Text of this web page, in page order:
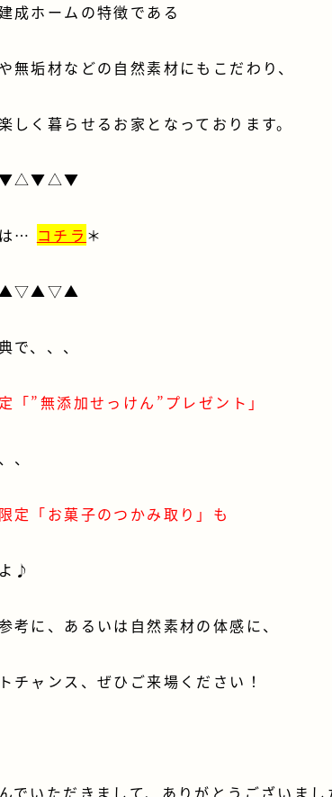
成ホームの特徴である
無垢材などの自然素材にもこだわり、
しく暮らせるお家となっております。
… コチラ ＊
で、、、
「”無添加せっけん”プレゼント」
、
定「お菓子のつかみ取り」も
♪
考に、あるいは自然素材の体感に、
チャンス、ぜひご来場ください！
でいただきまして、ありがとうございまし